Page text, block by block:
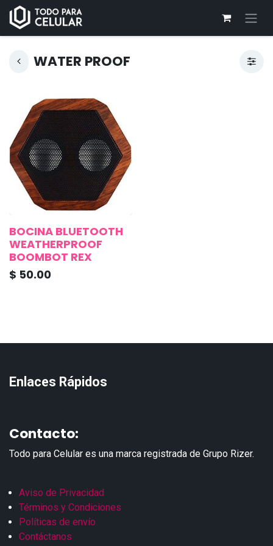
WATER PROOF
BOCINA BLUETOOTH
WEATHERPROOF
BOOMBOT REX
$ 50.00
Enlaces Rápidos
Contacto:
Todo para Celular es una marca registrada de Grupo Rizer.
Aviso de Privacidad
Términos y Condiciones
Políticas de envío
Contáctanos